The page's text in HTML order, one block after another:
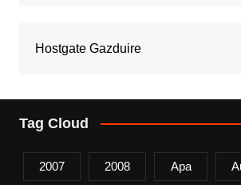
Hostgate Gazduire
Tag Cloud
2007 2008 Apa